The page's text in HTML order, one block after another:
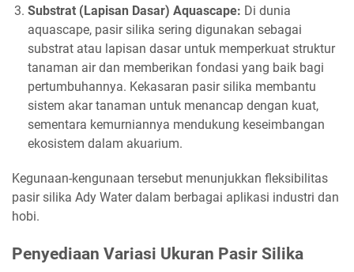
Substrat (Lapisan Dasar) Aquascape: Di dunia
aquascape, pasir silika sering digunakan sebagai
substrat atau lapisan dasar untuk memperkuat struktur
tanaman air dan memberikan fondasi yang baik bagi
pertumbuhannya. Kekasaran pasir silika membantu
sistem akar tanaman untuk menancap dengan kuat,
sementara kemurniannya mendukung keseimbangan
ekosistem dalam akuarium.
Kegunaan-kengunaan tersebut menunjukkan fleksibilitas
pasir silika Ady Water dalam berbagai aplikasi industri dan
hobi.
Penyediaan Variasi Ukuran Pasir Silika